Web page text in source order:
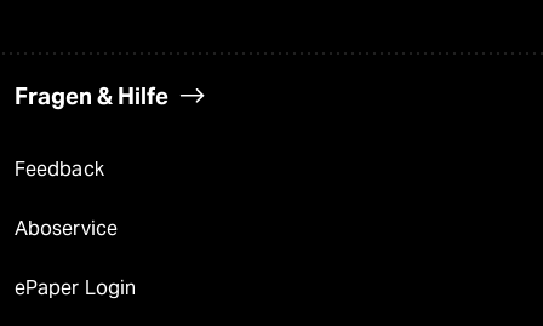
Fragen & Hilfe
Feedback
Aboservice
ePaper Login